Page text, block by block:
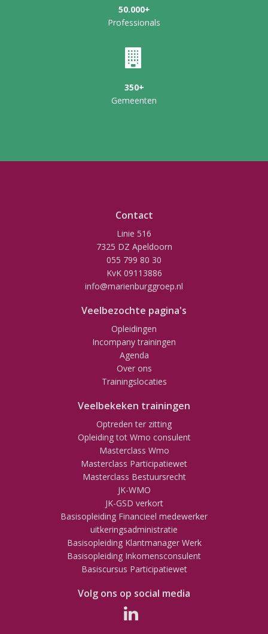
50.000+
Professionals
350+
Gemeenten
Contact
Linie 516
7325 DZ Apeldoorn
055 799 80 30
KvK 09113886
info@marienburggroep.nl
Veelbezochte pagina's
Opleidingen
Incompany trainingen
Agenda
Over ons
Trainingslocaties
Veelbekeken trainingen
Optreden ter zitting
Opleiding tot Wmo consulent
Masterclass Wmo
Masterclass Participatiewet
Masterclass Bestuursrecht
JK-WMO
JK-GSD verkort
Basisopleiding Financieel medewerker
uitkeringsadministratie
Basisopleiding Klantmanager Werk
Basisopleiding Inkomensconsulent
Basiscursus Participatiewet
Volg ons op social media